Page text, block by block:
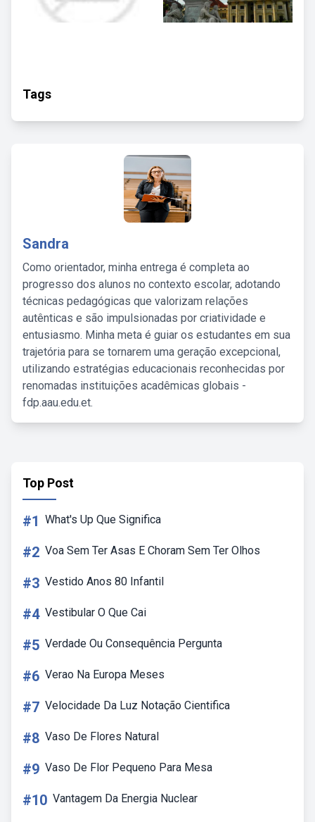
Tags
Sandra
Como orientador, minha entrega é completa ao
progresso dos alunos no contexto escolar, adotando
técnicas pedagógicas que valorizam relações
autênticas e são impulsionadas por criatividade e
entusiasmo. Minha meta é guiar os estudantes em sua
trajetória para se tornarem uma geração excepcional,
utilizando estratégias educacionais reconhecidas por
renomadas instituições acadêmicas globais -
fdp.aau.edu.et.
Top Post
#1 What's Up Que Significa
#2 Voa Sem Ter Asas E Choram Sem Ter Olhos
#3 Vestido Anos 80 Infantil
#4 Vestibular O Que Cai
#5 Verdade Ou Consequência Pergunta
#6 Verao Na Europa Meses
#7 Velocidade Da Luz Notação Cientifica
#8 Vaso De Flores Natural
#9 Vaso De Flor Pequeno Para Mesa
#10 Vantagem Da Energia Nuclear